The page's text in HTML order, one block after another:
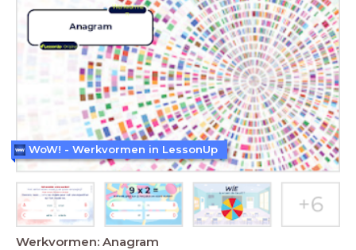
Werkvormen: Anagram
WoW! - Werkvormen in LessonUp